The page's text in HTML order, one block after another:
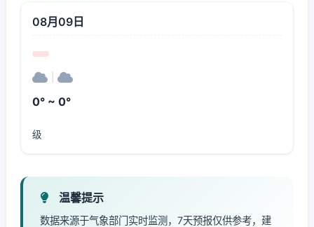
08月09日
0° ~ 0°
级
温馨提示
数据来源于气象部门实时监测，7天预报仅供参考，建